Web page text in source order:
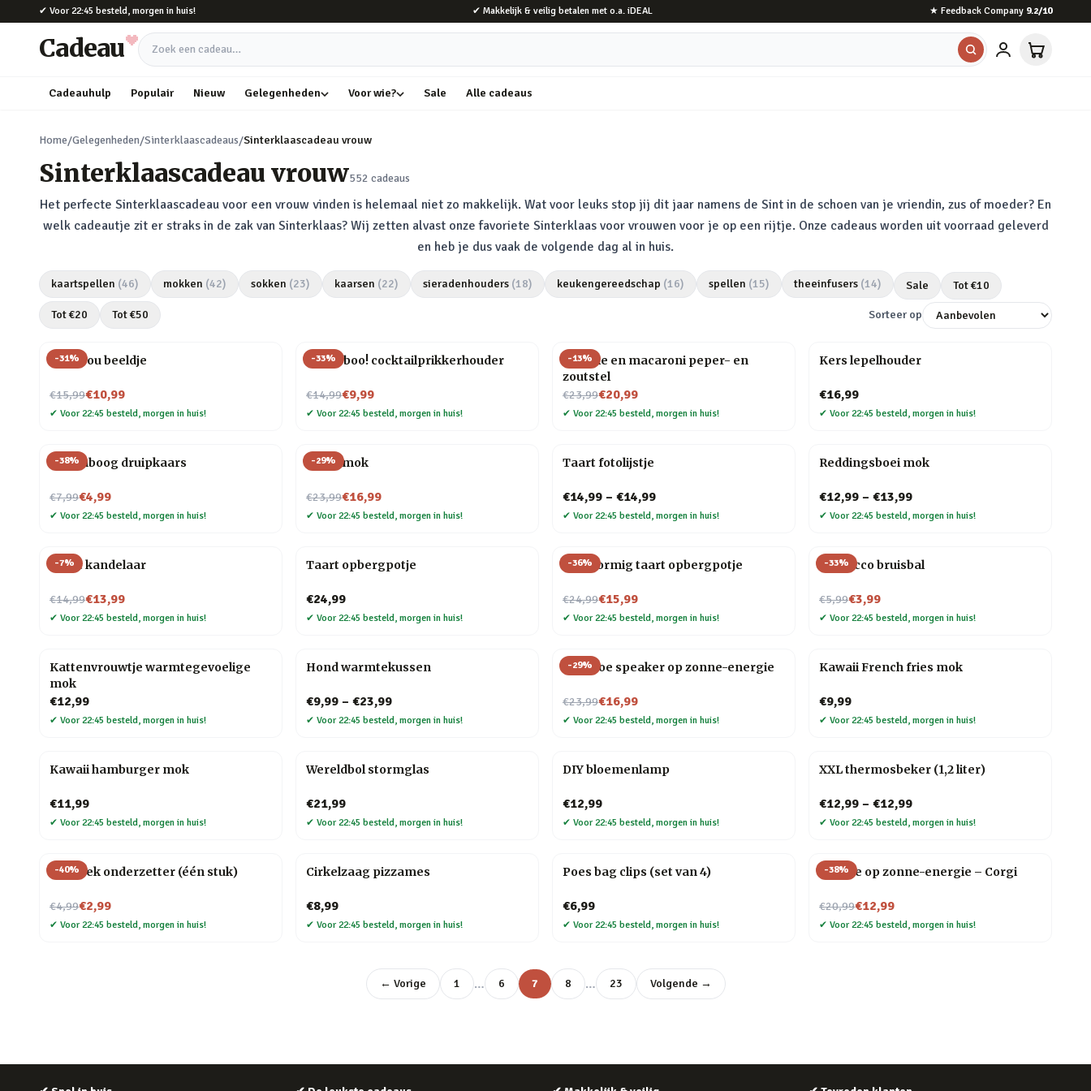
Naar hoofdinhoud
✔ Voor 22:45 besteld, morgen in huis! ✔ Makkelijk & veilig betalen met o.a. iDEAL ★ Feedback Company 9.2/10
Cadeau Zoek een cadeau
Cadeauhulp Populair Nieuw Gelegenheden Voor wie? Sale Alle cadeaus
Home/Gelegenheden/Sinterklaascadeaus/Sinterklaascadeau vrouw
Sinterklaascadeau vrouw552 cadeaus
Het perfecte Sinterklaascadeau voor een vrouw vinden is helemaal niet zo makkelijk. Wat voor leuks stop jij dit jaar namens de Sint in de schoen van je vriendin, zus of moeder? En
welk cadeautje zit er straks in de zak van Sinterklaas? Wij zetten alvast onze favoriete Sinterklaas voor vrouwen voor je op een rijtje. Onze cadeaus worden uit voorraad geleverd
en heb je dus vaak de volgende dag al in huis.
kaartspellen (46) mokken (42) sokken (23) kaarsen (22) sieradenhouders (18) keukengereedschap (16) spellen (15) theeinfusers (14) Sale Tot €10
Tot €20 Tot €50 Sorteer op
-31%
Love you beeldje
€15,99
Nu voor€10,99
✔ Voor 22:45 besteld, morgen in huis!
-33%
Pick a boo! cocktailprikkerhouder
€14,99
Nu voor€9,99
✔ Voor 22:45 besteld, morgen in huis!
-13%
Farfalle en macaroni peper- en
zoutstel
€23,99
Nu voor€20,99
✔ Voor 22:45 besteld, morgen in huis!
Kers lepelhouder
€16,99
✔ Voor 22:45 besteld, morgen in huis!
-38%
Regenboog druipkaars
€7,99
Nu voor€4,99
✔ Voor 22:45 besteld, morgen in huis!
-29%
Taart mok
€23,99
Nu voor€16,99
✔ Voor 22:45 besteld, morgen in huis!
Taart fotolijstje
€14,99 – €14,99
✔ Voor 22:45 besteld, morgen in huis!
Reddingsboei mok
€12,99 – €13,99
✔ Voor 22:45 besteld, morgen in huis!
-7%
Taart kandelaar
€14,99
Nu voor€13,99
✔ Voor 22:45 besteld, morgen in huis!
Taart opbergpotje
€24,99
✔ Voor 22:45 besteld, morgen in huis!
-36%
Hartvormig taart opbergpotje
€24,99
Nu voor€15,99
✔ Voor 22:45 besteld, morgen in huis!
-33%
Prosecco bruisbal
€5,99
Nu voor€3,99
✔ Voor 22:45 besteld, morgen in huis!
Kattenvrouwtje warmtegevoelige
mok
€12,99
✔ Voor 22:45 besteld, morgen in huis!
Hond warmtekussen
€9,99 – €23,99
✔ Voor 22:45 besteld, morgen in huis!
-29%
Bamboe speaker op zonne-energie
€23,99
Nu voor€16,99
✔ Voor 22:45 besteld, morgen in huis!
Kawaii French fries mok
€9,99
✔ Voor 22:45 besteld, morgen in huis!
Kawaii hamburger mok
€11,99
✔ Voor 22:45 besteld, morgen in huis!
Wereldbol stormglas
€21,99
✔ Voor 22:45 besteld, morgen in huis!
DIY bloemenlamp
€12,99
✔ Voor 22:45 besteld, morgen in huis!
XXL thermosbeker (1,2 liter)
€12,99 – €12,99
✔ Voor 22:45 besteld, morgen in huis!
-40%
Mozaïek onderzetter (één stuk)
€4,99
Nu voor€2,99
✔ Voor 22:45 besteld, morgen in huis!
Cirkelzaag pizzames
€8,99
✔ Voor 22:45 besteld, morgen in huis!
Poes bag clips (set van 4)
€6,99
✔ Voor 22:45 besteld, morgen in huis!
-38%
Hondje op zonne-energie – Corgi
€20,99
Nu voor€12,99
✔ Voor 22:45 besteld, morgen in huis!
← Vorige 1 … 6 7 8 … 23 Volgende →